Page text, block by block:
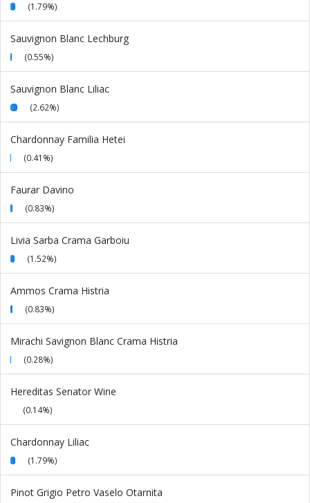
(1.79%)
Sauvignon Blanc Lechburg
(0.55%)
Sauvignon Blanc Liliac
(2.62%)
Chardonnay Familia Hetei
(0.41%)
Faurar Davino
(0.83%)
Livia Sarba Crama Garboiu
(1.52%)
Ammos Crama Histria
(0.83%)
Mirachi Savignon Blanc Crama Histria
(0.28%)
Hereditas Senator Wine
(0.14%)
Chardonnay Liliac
(1.79%)
Pinot Grigio Petro Vaselo Otarnita